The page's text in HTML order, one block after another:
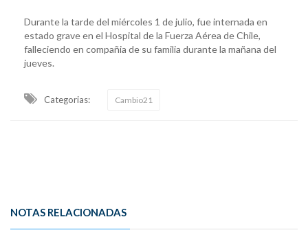
Durante la tarde del miércoles 1 de julio, fue internada en
estado grave en el Hospital de la Fuerza Aérea de Chile,
falleciendo en compañia de su familia durante la mañana del
jueves.​
Categorias: Cambio21
NOTAS RELACIONADAS